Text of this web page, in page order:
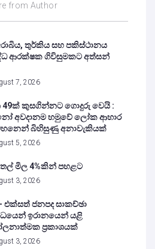
from Author
තුර්කිය සහ පකිස්ථානය
ආරක්ෂක ගිවිසුමකට අත්සන්
7, 2026
කුසගින්නට ගොදුරු වෙයි :
අවදානම හමුවේ ලෝක ආහාර
බිහිසුණු අනාවැකියක්
5, 2026
මිල 4%කින් පහළට
3, 2026
එක්සත් ජනපද සාකච්ඡා
ඉරානයෙන් යළි
ප්‍රකාශයක්
3, 2026